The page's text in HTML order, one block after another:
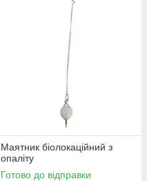
Маятник біолокаційний з
опаліту
Готово до відправки